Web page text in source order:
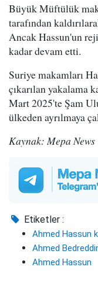
Büyük Müftülük
tarafından
Ancak Hassun'un
kadar devam etti.
Suriye makamları
çıkarılan yakalama
Mart 2025'te Şam
ülkeden ayrılmaya
Kaynak: Mepa News
Etiketler :
Ahmed Hassun
Ahmed
Ahmed Hassun